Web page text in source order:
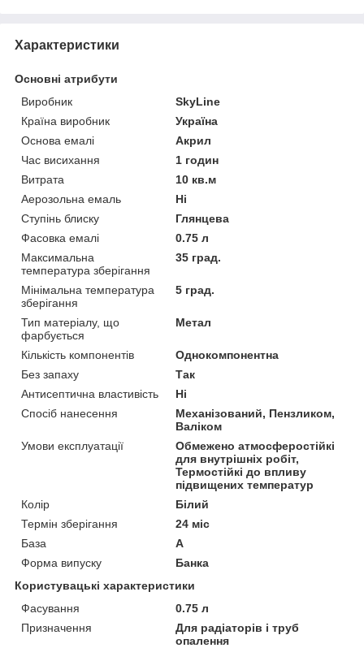
Характеристики
Основні атрибути
Виробник
SkyLine
Країна виробник
Україна
Основа емалі
Акрил
Час висихання
1 годин
Витрата
10 кв.м
Аерозольна емаль
Ні
Ступінь блиску
Глянцева
Фасовка емалі
0.75 л
Максимальна
температура зберігання
35 град.
Мінімальна температура
зберігання
5 град.
Тип матеріалу, що
фарбується
Метал
Кількість компонентів
Однокомпонентна
Без запаху
Так
Антисептична властивість
Ні
Спосіб нанесення
Механізований, Пензликом,
Валіком
Умови експлуатації
Обмежено атмосферостійкі
для внутрішніх робіт,
Термостійкі до впливу
підвищених температур
Колір
Білий
Термін зберігання
24 міс
База
А
Форма випуску
Банка
Користувацькі характеристики
Фасування
0.75 л
Призначення
Для радіаторів і труб
опалення